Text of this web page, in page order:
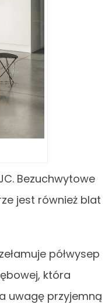
Bezuchwytowe
jest również blat
półwysep
która
uwagę przyjemną